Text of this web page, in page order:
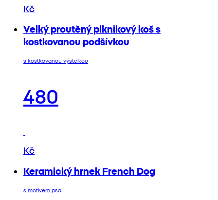
Kč
Velký proutěný piknikový koš s
kostkovanou podšívkou
s kostkovanou výstelkou
480
Kč
Keramický hrnek French Dog
s motivem psa